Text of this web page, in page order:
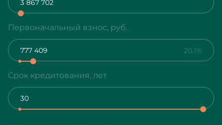
Первоначальный взнос, руб.
20.1%
Срок кредитования, лет